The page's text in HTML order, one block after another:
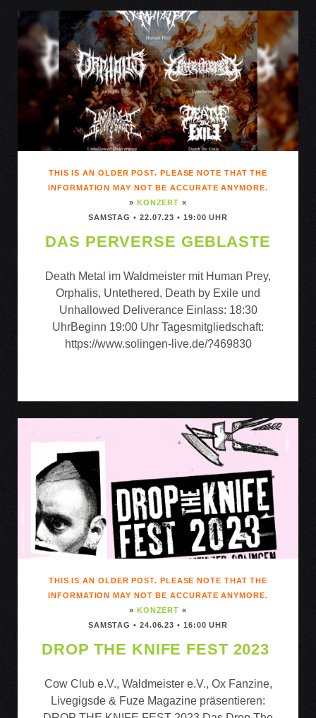
THIS IS AN OLDER POST. PLEASE NOTE THAT THE
INFORMATION MAY NOT BE ACCURATE ANYMORE.
» KONZERT «
SAMSTAG • 22.07.23 • 19:00 UHR
DAS PERVERSE GEBLASTE
Death Metal im Waldmeister mit Human Prey,
Orphalis, Untethered, Death by Exile und
Unhallowed Deliverance Einlass: 18:30
UhrBeginn 19:00 Uhr Tagesmitgliedschaft:
https://www.solingen-live.de/?469830
THIS IS AN OLDER POST. PLEASE NOTE THAT THE
INFORMATION MAY NOT BE ACCURATE ANYMORE.
» KONZERT «
SAMSTAG • 24.06.23 • 16:00 UHR
DROP THE KNIFE FEST 2023
Cow Club e.V., Waldmeister e.V., Ox Fanzine,
Livegigsde & Fuze Magazine präsentieren: